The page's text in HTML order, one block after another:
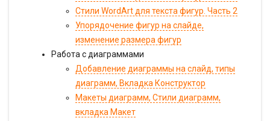
Стили WordArt для текста фигур. Часть 2
Упорядочение фигур на слайде,
изменение размера фигур
Работа с диаграммами
Добавление диаграммы на слайд, типы
диаграмм, Вкладка Конструктор
Макеты диаграмм, Стили диаграмм,
вкладка Макет